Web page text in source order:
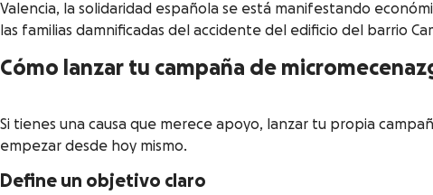
Valencia, la solidaridad española se está manifestando
las familias damnificadas del accidente del edificio del barrio
Cómo lanzar tu campaña de
Si tienes una causa que merece apoyo, lanzar tu propia
empezar desde hoy mismo.
Define un objetivo claro